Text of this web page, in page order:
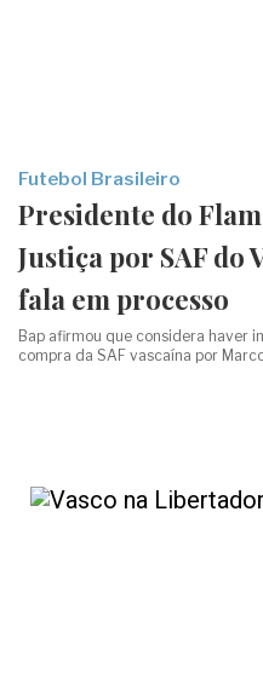
Futebol Brasileiro
Presidente do
Justiça por SAF do
fala em processo
Bap afirmou que considera haver
compra da SAF vascaína por